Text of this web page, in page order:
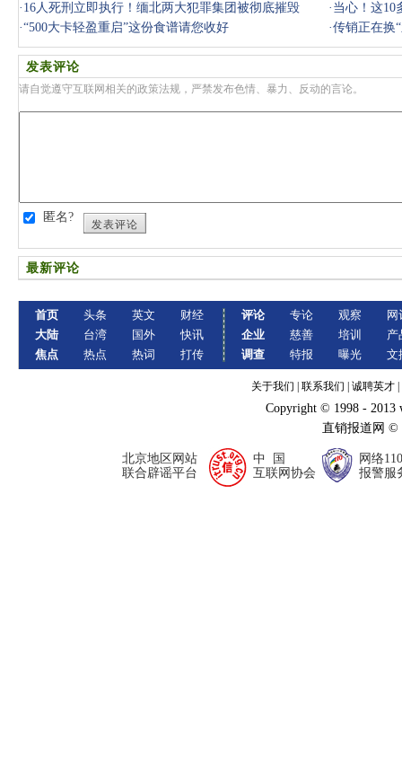
· 16人死刑立即执行！缅北两大犯罪集团被彻底摧毁 · 当心！这10
载！
·“500大卡轻盈重启”这份食谱请您收好 ·传销正在换
发表评论
请自觉遵守互联网相关的政策法规，严禁发布色情、暴力、反动的言论。
匿名?
发表评论
最新评论
首页
大陆
焦点
头条
台湾
热点
英文
国外
热词
财经
快讯
打传
评论
企业
调查
专论
慈善
特报
观察
培训
曝光
网
产
文
关于我们 联系我们 诚聘英才
Copyright © 1998 - 2013
直销报道网
北京地区网站
联合辟谣平台
中 国
互联网协会
网络110
报警服